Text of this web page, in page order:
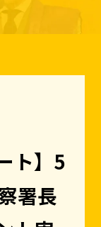
ト】5
署長